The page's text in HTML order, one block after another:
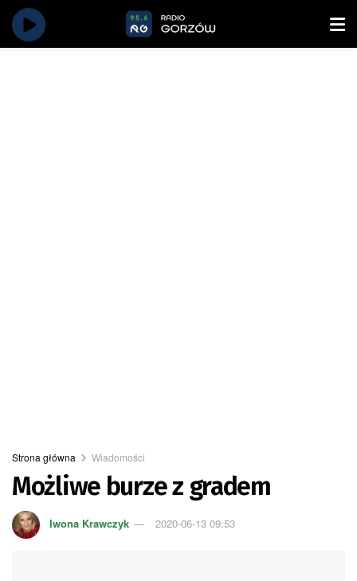
Strona główna Wiadomości
Możliwe burze z gradem
Iwona Krawczyk 2020-06-13 09:53